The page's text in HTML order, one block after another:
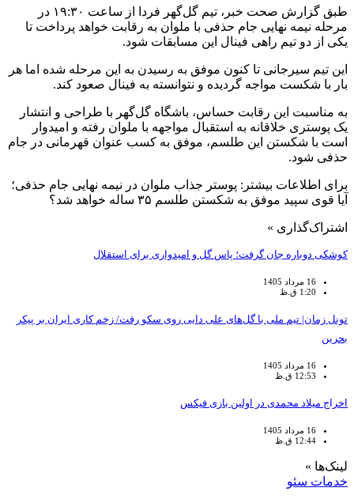
طبق گزارش صحت خبر، تیم گل‌گهر فردا از ساعت ۱۹:۳۰ در
مرحله نیمه نهایی جام حذفی با ملوان به رقابت خواهد پرداخت تا
یکی از دو تیم راهی فینال این مسابقات شود.
این تیم سیرجانی تا کنون موفق به رسیدن به این مرحله شده اما هر
بار با شکست مواجه گردیده و نتوانسته به فینال صعود کند.
به مناسبت این رقابت حساس، باشگاه گل‌گهر با طراحی و انتشار
یک پوستری خلاقانه به استقبال مواجهه با ملوان رفته و امیدوار
است با شکستن این طلسم، موفق به کسب عنوان قهرمانی در جام
حذفی شود.
برای اطلاعات بیشتر: پوستر جذاب ملوان در نیمه نهایی جام حذفی؛
آیا قوی سپید موفق به شکستن طلسم ۳۵ ساله خواهد شد؟
اشتراک‌گذاری »
کوشکی دوباره جان گرفت؛ پاس گل و امیدواری برای استقلال
16 مرداد 1405
1:20 ق.ظ
تونل زمان| تیم ملی با گل‌های علی دایی روی سکو رفت/ زخم کاری ایران بر پیکر
بحرین
16 مرداد 1405
12:53 ق.ظ
اخراج میلاد محمدی در اولین بازی فیکس
16 مرداد 1405
12:44 ق.ظ
لینک‌ها »
خدمات سئو